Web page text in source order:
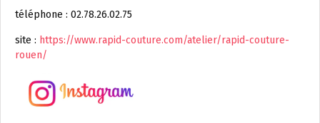
téléphone : 02.78.26.02.75
site : https://www.rapid-couture.com/atelier/rapid-couture-
rouen/